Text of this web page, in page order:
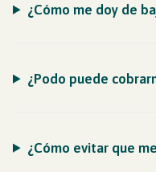
¿Cómo me doy de
¿Podo puede
¿Cómo evitar que